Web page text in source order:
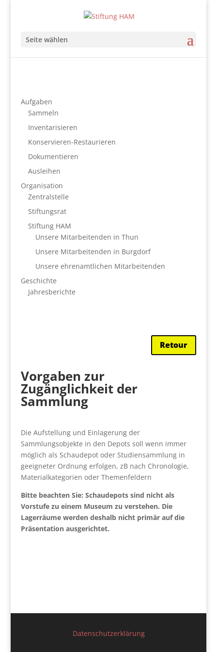
Seite wählen
Aufgaben
Sammeln
Inventarisieren
Konservieren-Restaurieren
Dokumentieren
Ausleihen
Organisation
Zentralstelle
Stiftungsrat
Stiftung HAM
Unsere Mitarbeitenden in Thun
Unsere Mitarbeitenden in Burgdorf
Unsere ehrenamtlichen Mitarbeitenden
Geschichte
Jahresberichte
Retour
Vorgaben zur
Zugänglichkeit der
Sammlung
Die Aufstellung und Einlagerung der
Sammlungsobjekte in den Depots soll wenn immer
möglich als Schaudepot oder Studiensammlung in
geeigneter Ordnung erfolgen, zB nach Chronologie,
Materialkategorien oder Themenfeldern
Bitte beachten Sie: Schaudepots sind nicht als
Vorstufe zu einem Museum zu verstehen. Die
Lagerräume werden deshalb nicht primär auf die
Präsentation ausgerichtet.
Datenschutzerklärung